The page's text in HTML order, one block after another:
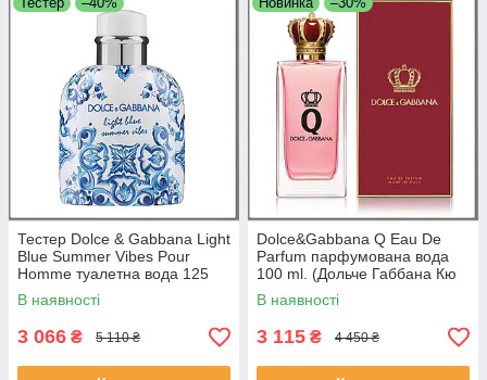
Тестер Dolce & Gabbana Light
Blue Summer Vibes Pour
Homme туалетна вода 125
ml. Лайт Блю Саммер Вайбс
Пур Хом
В наявності
3 066 ₴ 5 110 ₴
Dolce&Gabbana Q Eau De
Parfum парфумована вода
100 ml. (Дольче Габбана Кю
Еау Де Парфюм)
В наявності
3 115 ₴ 4 450 ₴